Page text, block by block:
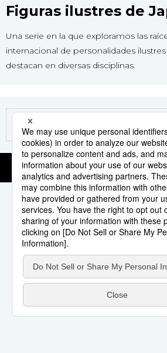
Sociedad
Cultura
Vida
Guía de Japón
Vídeos e imágenes
En profundidad
Más
Noticias
Datos de Japón
Figuras ilustres de
Una serie en la que exploramos las
internacional de personalidades
destacan en diversas disciplinas.